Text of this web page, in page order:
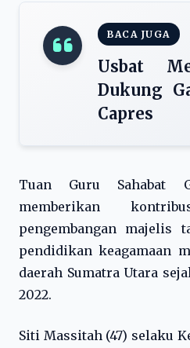
BACA JUGA
Usbat
Dukung
Capres
Tuan Guru Sahabat
memberikan
pengembangan majelis
pendidikan keagamaan
daerah Sumatra Utara
2022.
Siti Massitah (47) selaku